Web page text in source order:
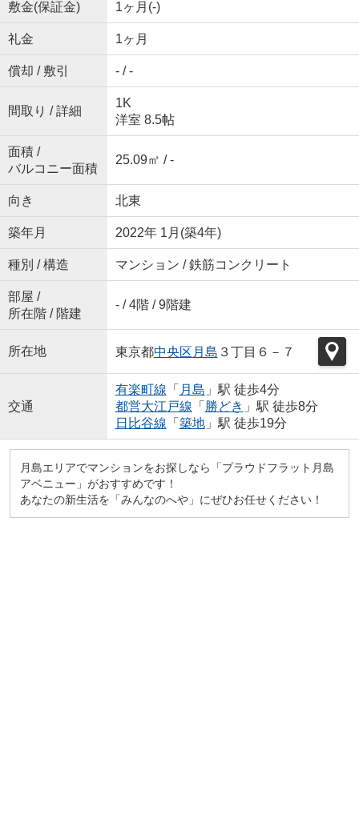
敷金(保証金) 1ヶ月(-)
礼金 1ヶ月
償却 / 敷引 - / -
間取り / 詳細
1K
洋室 8.5帖
面積 /
バルコニー面積
25.09㎡ / -
向き 北東
築年月 2022年 1月(築4年)
種別 / 構造 マンション / 鉄筋コンクリート
部屋 /
所在階 / 階建
- / 4階 / 9階建
所在地 東京都中央区 月島 ３丁目６－７
交通
有楽町線 「 月島 」駅 徒歩4分
都営大江戸線 「 勝どき 」駅 徒歩8分
日比谷線 「 築地」駅 徒歩19分
月島エリアでマンションをお探しなら「プラウドフラット月島
アベニュー」がおすすめです！
あなたの新生活を「みんなのへや」にぜひお任せください！